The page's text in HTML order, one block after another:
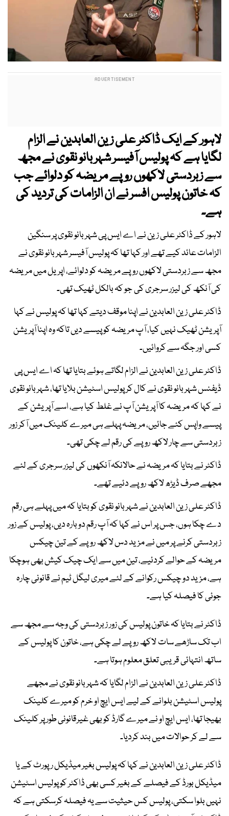
لاہور کے ایک ڈاکٹر علی زین العابدین نے الزام
لگایا ہے کہ پولیس آفیسر شہر بانو نقوی نے مجھ
سے زبردستی لاکھوں روپے مریضہ کو دلوائے جب
کہ خاتون پولیس افسر نے ان الزامات کی تردید کی
ہے۔
لاہور کے ڈاکٹر علی زین نے اے ایس پی شہر بانو نقوی پر سنگین
الزامات عائد کیے تھے اور کہا تھا کہ پولیس آفیسر شہر بانو نقوی نے
مجھ سے زبردستی لاکھوں روپے مریضہ کو دلوائے، اپریل میں مریضہ
کی آنکھ کی لیزر سرجری کی جو کہ بالکل ٹھیک تھی۔
ڈاکٹر علی زین العابدین نے اپنا موقف دیتے کہا تھا کہ پولیس نے کہا
آپریشن ٹھیک نہیں کیا، آپ مریضہ کو پیسے دیں تاکہ وہ اپنا آپریشن
کسی اور جگہ سے کروائیں۔
ڈاکٹر علی زین العابدین نے الزام لگاتے ہوئے بتایا تھا کہ اے ایس پی
ڈیفنس شہر بانو نقوی نے کال کر پولیس اسٹیشن بلایا تھا، شہر بانو نقوی
نے کہا کہ مریضہ کا آپریشن آپ نے غلط کیا ہے، اسے آپریشن کے
پیسے واپس کئے جائیں، مریضہ پہلے ہی میرے کلینک میں آکر زور
زبردستی سے چار لاکھ روپے کی رقم لے چکی تھی۔
ڈاکٹر نے بتایا کہ مریضہ نے حالانکہ آنکھوں کی لیزر سرجری کے لئے
مجھے صرف ڈیڑھ لاکھ روپے دئیے تھے۔
ڈاکٹر علی زین العابدین نے شہر بانو نقوی کو بتایا کہ میں پہلے ہی رقم
دے چکا ہوں، جس پر اس نے کہا کہ آپ رقم دوبارہ دیں، پولیس کے زور
زبردستی کرنے پر میں نے مزید دس لاکھ روپے کے تین چیکس
مریضہ کے حوالے کردئیے، تین میں سے ایک چیک کیش بھی ہوچکا
ہے، مزید دو چیکس رکوانے کے لئے میری لیگل ٹیم نے قانونی چارہ
جوئی کا فیصلہ کیا ہے۔
ڈاکٹر نے بتایا کہ خاتون پولیس کی زور زبردستی کی وجہ سے مجھ سے
اب تک ساڑھے سات لاکھ روپے لے چکی ہے، خاتون کا پولیس کے
ساتھ انتہائی قریبی تعلق معلوم ہوتا ہے۔
ڈاکٹر علی زین العابدین نے الزام لگایا کہ شہر بانو نقوی نے مجھے
پولیس اسٹیشن بلوانے کے لیے ایس ایچ او خرم کو میرے کلینک
بھیجا تھا، ایس ایچ او نے میرے گارڈ کو بھی غیرقانونی طور پر کلینک
سے لے کر حوالات میں بند کردیا۔
ڈاکٹر علی زین العابدین نے کہا کہ پولیس بغیر میڈیکل رپورٹ کے یا
میڈیکل بورڈ کے فیصلے کے بغیر کسی بھی ڈاکٹر کو پولیس اسٹیشن
نہیں بلوا سکتی، پولیس کس حیثیت سے یہ فیصلہ کرسکتی ہے کہ